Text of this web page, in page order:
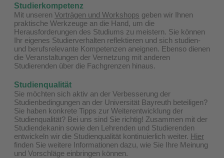
Studierkompetenz
Mit unseren Vorträgen und Workshops geben wir Ihnen
praktische Werkzeuge an die Hand, um die
Herausforderungen des Studiums zu meistern. Sie können
Ihr eigenes Studierverhalten reflektieren und sich studien-
und berufsrelevante Kompetenzen aneignen. Ebenso dienen
die Veranstaltungen der Vernetzung mit anderen
Studierenden über die Fachgrenzen hinaus.​
Studienqualität
Sie möchten sich aktiv an der Verbesserung der
Studienbedingungen an der Universität Bayreuth beteiligen?
Sie haben konkrete Tipps zur Weiterentwicklung der
Studienqualität? Bei uns sind Sie richtig! Zusammen mit der
Studiendekanin sowie den Lehrenden und Studierenden
entwickeln wir die Studienqualität kontinuierlich weiter. Hier
finden Sie weitere Informationen dazu, wie Sie Ihre Meinung
und Vorschläge einbringen können.